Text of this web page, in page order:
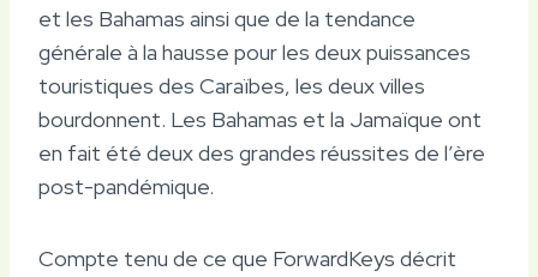
et les Bahamas ainsi que de la tendance
générale à la hausse pour les deux puissances
touristiques des Caraïbes, les deux villes
bourdonnent. Les Bahamas et la Jamaïque ont
en fait été deux des grandes réussites de l’ère
post-pandémique.
Compte tenu de ce que ForwardKeys décrit